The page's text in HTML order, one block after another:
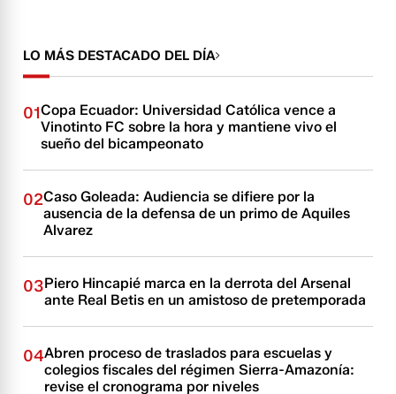
LO MÁS DESTACADO DEL DÍA
01Copa Ecuador: Universidad Católica vence a
Vinotinto FC sobre la hora y mantiene vivo el
sueño del bicampeonato
02Caso Goleada: Audiencia se difiere por la
ausencia de la defensa de un primo de Aquiles
Alvarez
03Piero Hincapié marca en la derrota del Arsenal
ante Real Betis en un amistoso de pretemporada
04Abren proceso de traslados para escuelas y
colegios fiscales del régimen Sierra-Amazonía:
revise el cronograma por niveles